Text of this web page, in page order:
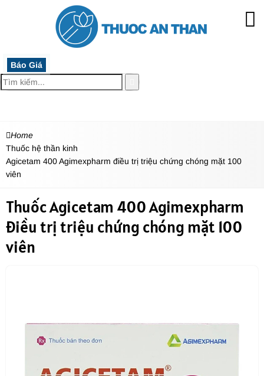
Báo Giá
Home
Thuốc hệ thần kinh
Agicetam 400 Agimexpharm điều trị triệu chứng chóng mặt 100
viên
Thuốc Agicetam 400 Agimexpharm
điều trị triệu chứng chóng mặt 100
viên